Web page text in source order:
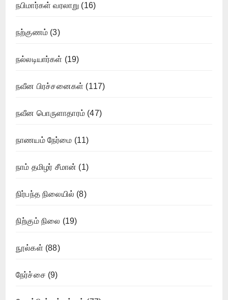
நபிமார்கள் வரலாறு (16)
நற்குணம் (3)
நல்லடியார்கள் (19)
நவீன பிரச்சனைகள் (117)
நவீன பொருளாதாரம் (47)
நாணயம் நேர்மை (11)
நாம் தமிழர் சீமான் (1)
நிர்பந்த நிலையில் (8)
நிற்கும் நிலை (19)
நூல்கள் (88)
நேர்ச்சை (9)